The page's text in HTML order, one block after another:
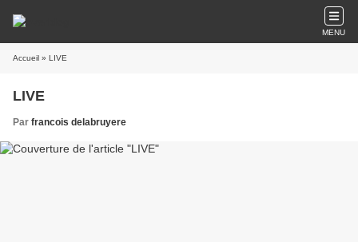
MENU
Accueil » LIVE
LIVE
Par francois delabruyere